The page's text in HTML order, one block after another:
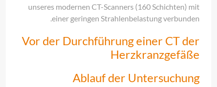
unseres modernen CT-Scanners (160 Schichten) mit
einer geringen Strahlenbelastung verbunden.
Vor der Durchführung einer CT der
Herzkranzgefäße
Ablauf der Untersuchung